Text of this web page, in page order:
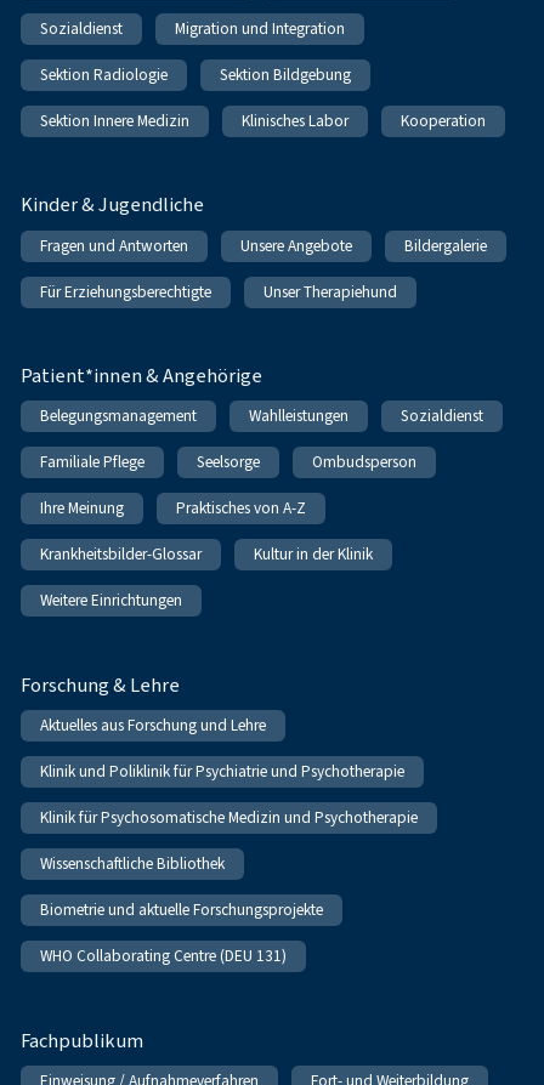
Sozialdienst Migration und Integration
Sektion Radiologie Sektion Bildgebung
Sektion Innere Medizin Klinisches Labor Kooperation
Kinder & Jugendliche
Fragen und Antworten Unsere Angebote Bildergalerie
Für Erziehungsberechtigte Unser Therapiehund
Patient*innen & Angehörige
Belegungsmanagement Wahlleistungen Sozialdienst
Familiale Pflege Seelsorge Ombudsperson
Ihre Meinung Praktisches von A-Z
Krankheitsbilder-Glossar Kultur in der Klinik
Weitere Einrichtungen
Forschung & Lehre
Aktuelles aus Forschung und Lehre
Klinik und Poliklinik für Psychiatrie und Psychotherapie
Klinik für Psychosomatische Medizin und Psychotherapie
Wissenschaftliche Bibliothek
Biometrie und aktuelle Forschungsprojekte
WHO Collaborating Centre (DEU 131)
Fachpublikum
Einweisung / Aufnahmeverfahren Fort- und Weiterbildung